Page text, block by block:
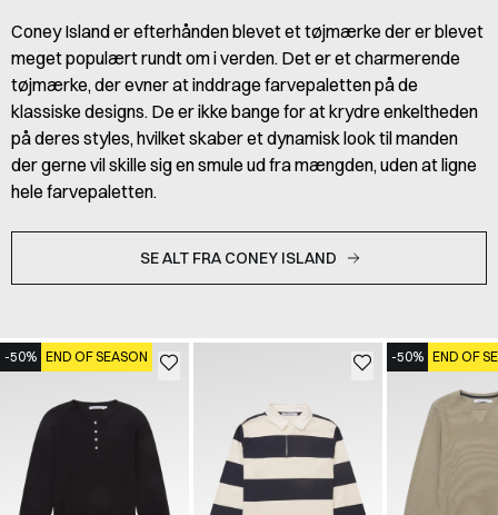
Coney Island er efterhånden blevet et tøjmærke der er blevet
meget populært rundt om i verden. Det er et charmerende
tøjmærke, der evner at inddrage farvepaletten på de
klassiske designs. De er ikke bange for at krydre enkeltheden
på deres styles, hvilket skaber et dynamisk look til manden
der gerne vil skille sig en smule ud fra mængden, uden at ligne
hele farvepaletten.
SE ALT FRA CONEY ISLAND
-50% END OF SEASON -50% END OF